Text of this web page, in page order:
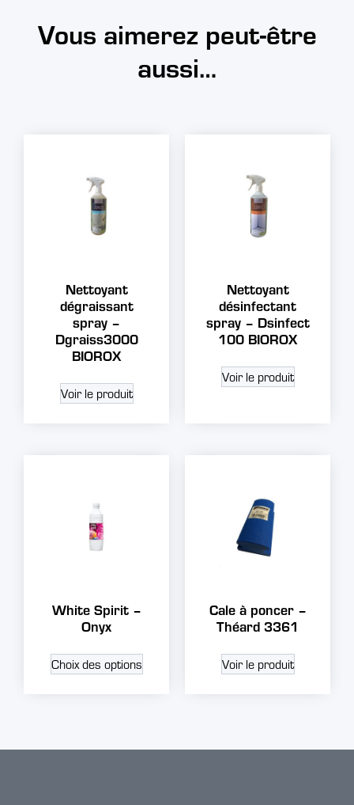
Vous aimerez peut-être
aussi…
Nettoyant
dégraissant
spray –
Dgraiss3000
BIOROX
Voir le produit
Nettoyant
désinfectant
spray – Dsinfect
100 BIOROX
Voir le produit
White Spirit –
Onyx
Choix des options
Cale à poncer –
Théard 3361
Voir le produit